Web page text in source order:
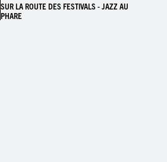
SUR LA ROUTE DES FESTIVALS - JAZZ AU
PHARE